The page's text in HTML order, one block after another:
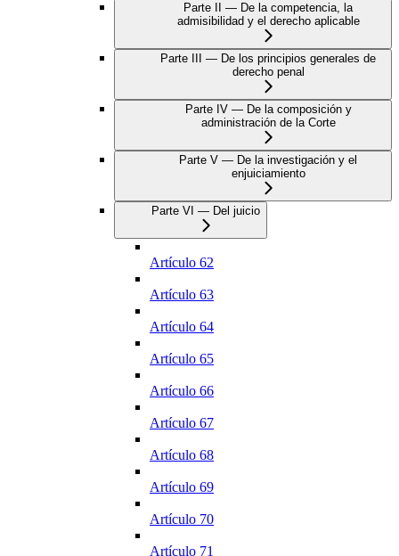
Parte II — De la competencia, la
admisibilidad y el derecho aplicable
Parte III — De los principios generales de
derecho penal
Parte IV — De la composición y
administración de la Corte
Parte V — De la investigación y el
enjuiciamiento
Parte VI — Del juicio
Artículo 62
Artículo 63
Artículo 64
Artículo 65
Artículo 66
Artículo 67
Artículo 68
Artículo 69
Artículo 70
Artículo 71